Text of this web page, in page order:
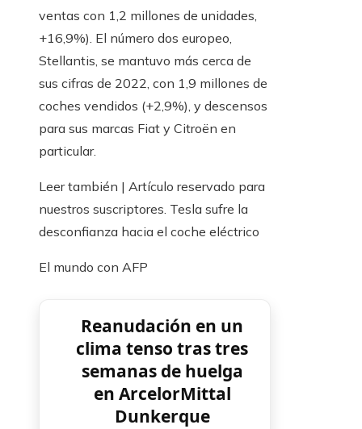
ventas con 1,2 millones de unidades,
+16,9%). El número dos europeo,
Stellantis, se mantuvo más cerca de
sus cifras de 2022, con 1,9 millones de
coches vendidos (+2,9%), y descensos
para sus marcas Fiat y Citroën en
particular.
Leer también | Artículo reservado para
nuestros suscriptores. Tesla sufre la
desconfianza hacia el coche eléctrico
El mundo con AFP
Reanudación en un
clima tenso tras tres
semanas de huelga
en ArcelorMittal
Dunkerque